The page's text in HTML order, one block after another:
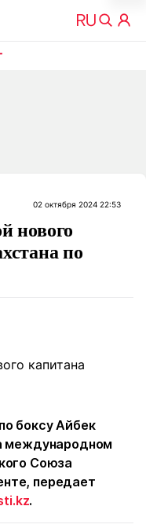
02 октября 2024 22:53
нового
по
боксу Айбек
международном
Союза
передает
.